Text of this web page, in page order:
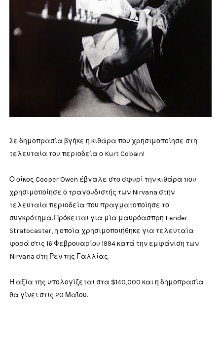
Σε δημοπρασία βγήκε η κιθάρα που χρησιμοποίησε στη
τελευταία του περιοδεία ο Kurt Cobain!
Ο οίκος Cooper Owen έβγαλε στο σφυρί την κιθάρα που
χρησιμοποίησε ο τραγουδιστής των Nirvana στην
τελευταία περιοδεία που πραγματοποίησε το
συγκρότημα. Πρόκειται για μία μαυρόασπρη Fender
Stratocaster, η οποία χρησιμοποιήθηκε για τελευταία
φορά στις 16 Φεβρουαρίου 1994 κατά την εμφάνιση των
Nirvana στη Ρεν της Γαλλίας.
Η αξία της υπολογίζεται στα $140,000 και η δημοπρασία
θα γίνει στις 20 Μαΐου.